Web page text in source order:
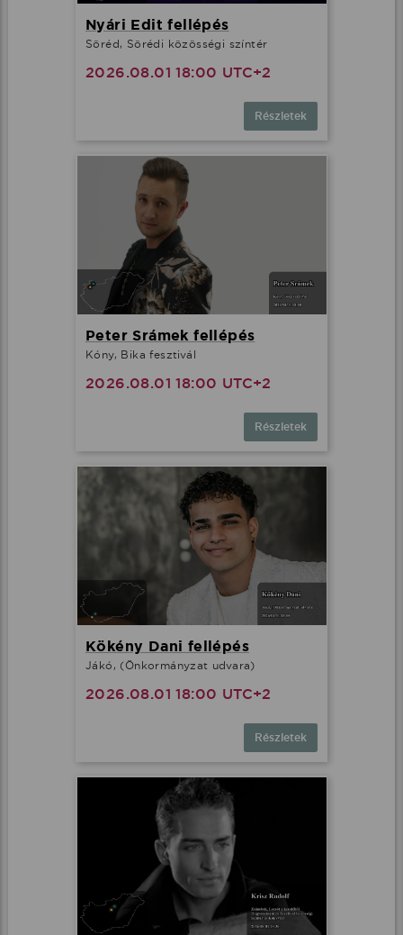
Nyári Edit fellépés
Söréd, Sörédi közösségi színtér
2026.08.01 18:00 UTC+2
Részletek
Peter Srámek fellépés
Kóny, Bika fesztivál
2026.08.01 18:00 UTC+2
Részletek
Kökény Dani fellépés
Jákó, (Önkormányzat udvara)
2026.08.01 18:00 UTC+2
Részletek